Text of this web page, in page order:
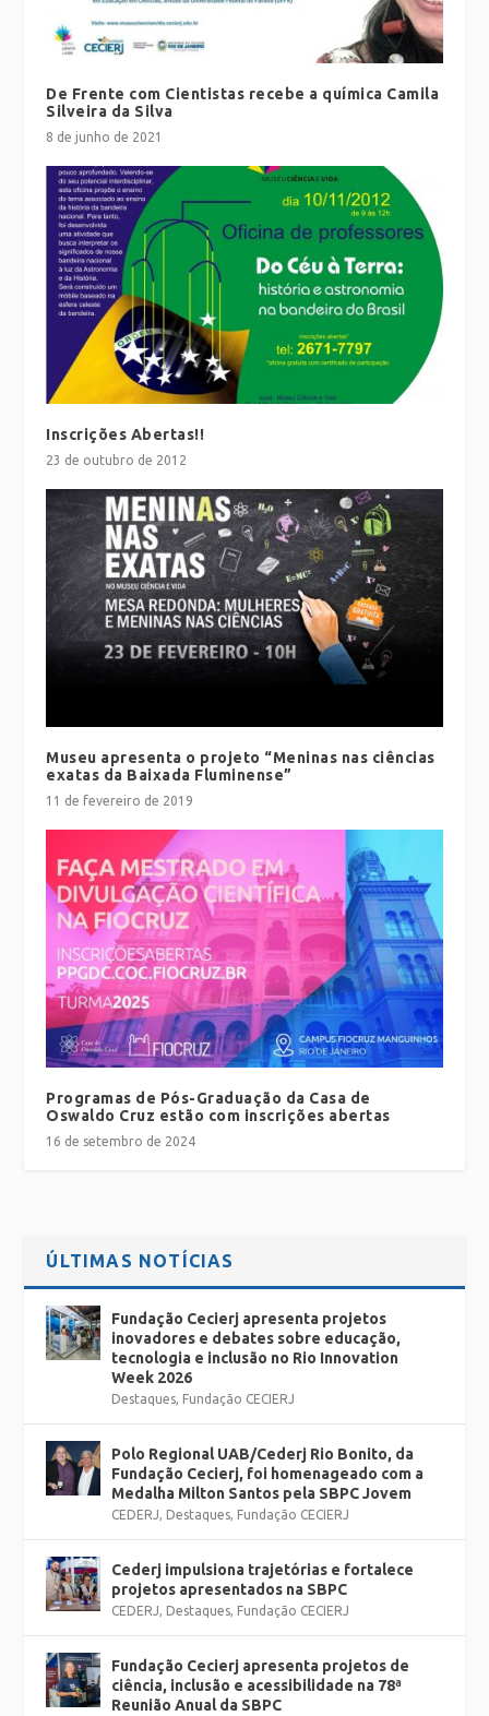
De Frente com Cientistas recebe a química Camila
Silveira da Silva
8 de junho de 2021
Inscrições Abertas!!
23 de outubro de 2012
Museu apresenta o projeto “Meninas nas ciências
exatas da Baixada Fluminense”
11 de fevereiro de 2019
Programas de Pós-Graduação da Casa de
Oswaldo Cruz estão com inscrições abertas
16 de setembro de 2024
ÚLTIMAS NOTÍCIAS
Fundação Cecierj apresenta projetos
inovadores e debates sobre educação,
tecnologia e inclusão no Rio Innovation
Week 2026
Destaques, Fundação CECIERJ
Polo Regional UAB/Cederj Rio Bonito, da
Fundação Cecierj, foi homenageado com a
Medalha Milton Santos pela SBPC Jovem
CEDERJ, Destaques, Fundação CECIERJ
Cederj impulsiona trajetórias e fortalece
projetos apresentados na SBPC
CEDERJ, Destaques, Fundação CECIERJ
Fundação Cecierj apresenta projetos de
ciência, inclusão e acessibilidade na 78ª
Reunião Anual da SBPC